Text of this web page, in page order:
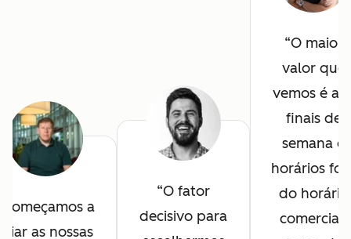
Começamos a
as nossas
O fator
decisivo para
O maior
valor que
vemos é
finais de
semana e
horários
do horário
comercial,